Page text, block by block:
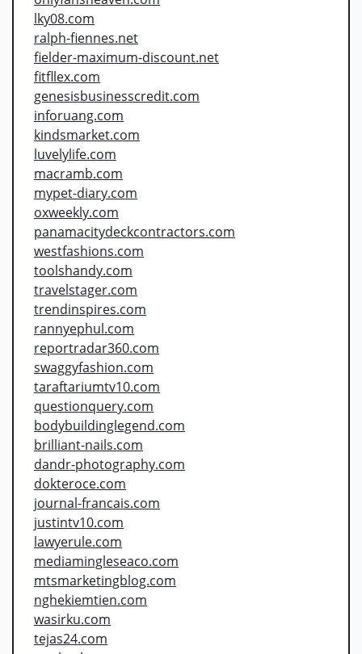
lky08.com
ralph-fiennes.net
fielder-maximum-discount.net
fitfllex.com
genesisbusinesscredit.com
inforuang.com
kindsmarket.com
luvelylife.com
macramb.com
mypet-diary.com
oxweekly.com
panamacitydeckcontractors.com
westfashions.com
toolshandy.com
travelstager.com
trendinspires.com
rannyephul.com
reportradar360.com
swaggyfashion.com
taraftariumtv10.com
questionquery.com
bodybuildinglegend.com
brilliant-nails.com
dandr-photography.com
dokteroce.com
journal-francais.com
justintv10.com
lawyerule.com
mediamingleseaco.com
mtsmarketingblog.com
nghekiemtien.com
wasirku.com
tejas24.com